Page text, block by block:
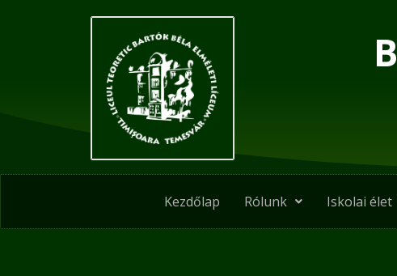
Kezdőlap Rólunk Iskolai élet